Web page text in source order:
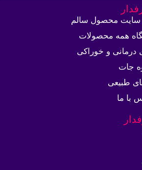
محصول سالم
همه محصولات​
درمانی و خوراکی
جات
طبیعی
با ما​